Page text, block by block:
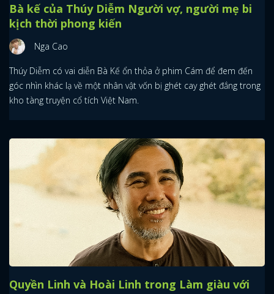
Bà kế của Thúy Diễm Người vợ, người mẹ bi
kịch thời phong kiến
Nga Cao
Thúy Diễm có vai diễn Bà Kế ổn thỏa ở phim Cám để đem đến
góc nhìn khác lạ về một nhân vật vốn bị ghét cay ghét đắng trong
kho tàng truyện cổ tích Việt Nam.
Quyền Linh và Hoài Linh trong Làm giàu với